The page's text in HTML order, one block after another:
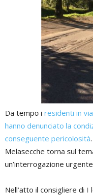
Da tempo i residenti in
hanno denunciato la
conseguente pericolosità
Melasecche torna sul
un’interrogazione
Nell’atto il consigliere di